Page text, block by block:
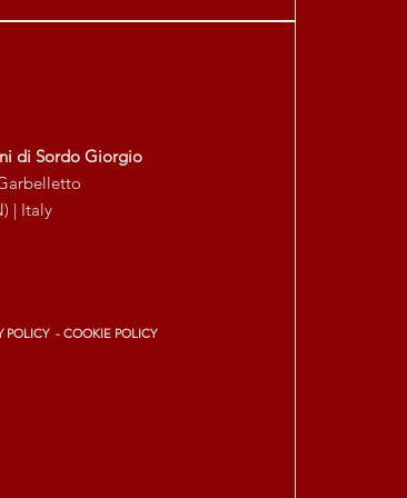
di Sordo Giorgio
| Italy
POLICY - COOKIE POLICY